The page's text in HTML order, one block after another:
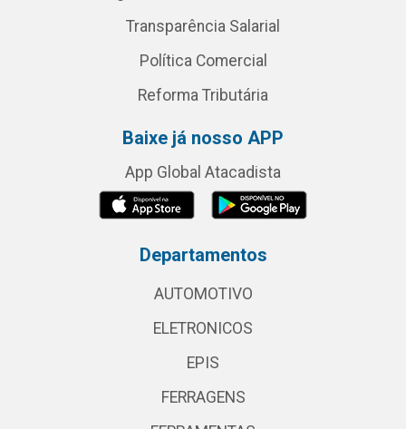
Transparência Salarial
Política Comercial
Reforma Tributária
Baixe já nosso APP
App Global Atacadista
Departamentos
AUTOMOTIVO
ELETRONICOS
EPIS
FERRAGENS